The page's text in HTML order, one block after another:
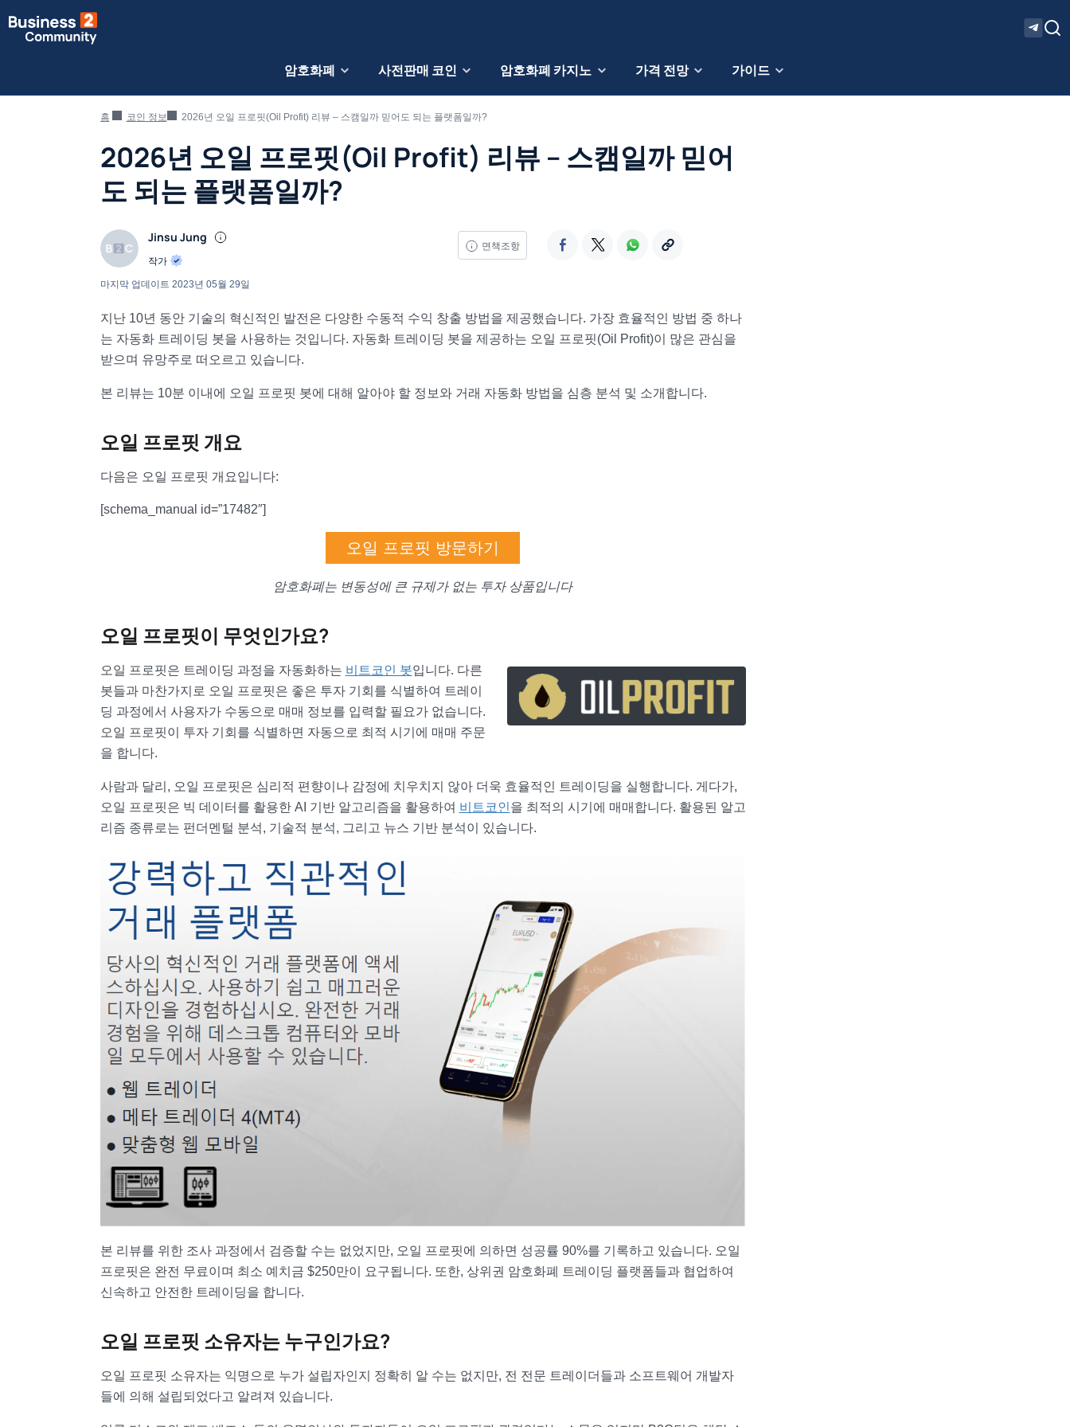
암호화폐 사전판매 코인 암호화폐 카지노 가격 전망 가이드
홈 코인 정보 2026년 오일 프로핏(Oil Profit) 리뷰 – 스캠일까 믿어도 되는 플랫폼일까?
2026년 오일 프로핏(Oil Profit) 리뷰 – 스캠일까 믿어
도 되는 플랫폼일까?
Jinsu Jung
작가
면책조항
마지막 업데이트 2023년 05월 29일
지난 10년 동안 기술의 혁신적인 발전은 다양한 수동적 수익 창출 방법을 제공했습니다. 가장 효율적인 방법 중 하나
는 자동화 트레이딩 봇을 사용하는 것입니다. 자동화 트레이딩 봇을 제공하는 오일 프로핏(Oil Profit)이 많은 관심을
받으며 유망주로 떠오르고 있습니다.
본 리뷰는 10분 이내에 오일 프로핏 봇에 대해 알아야 할 정보와 거래 자동화 방법을 심층 분석 및 소개합니다.
오일 프로핏 개요
다음은 오일 프로핏 개요입니다:
[schema_manual id=”17482″]
오일 프로핏 방문하기
암호화폐는 변동성에 큰 규제가 없는 투자 상품입니다
오일 프로핏이 무엇인가요?
오일 프로핏은 트레이딩 과정을 자동화하는 비트코인 봇입니다. 다른
봇들과 마찬가지로 오일 프로핏은 좋은 투자 기회를 식별하여 트레이
딩 과정에서 사용자가 수동으로 매매 정보를 입력할 필요가 없습니다.
오일 프로핏이 투자 기회를 식별하면 자동으로 최적 시기에 매매 주문
을 합니다.
사람과 달리, 오일 프로핏은 심리적 편향이나 감정에 치우치지 않아 더욱 효율적인 트레이딩을 실행합니다. 게다가,
오일 프로핏은 빅 데이터를 활용한 AI 기반 알고리즘을 활용하여 비트코인을 최적의 시기에 매매합니다. 활용된 알고
리즘 종류로는 펀더멘털 분석, 기술적 분석, 그리고 뉴스 기반 분석이 있습니다.
본 리뷰를 위한 조사 과정에서 검증할 수는 없었지만, 오일 프로핏에 의하면 성공률 90%를 기록하고 있습니다. 오일
프로핏은 완전 무료이며 최소 예치금 $250만이 요구됩니다. 또한, 상위권 암호화폐 트레이딩 플랫폼들과 협업하여
신속하고 안전한 트레이딩을 합니다.
오일 프로핏 소유자는 누구인가요?
오일 프로핏 소유자는 익명으로 누가 설립자인지 정확히 알 수는 없지만, 전 전문 트레이더들과 소프트웨어 개발자
들에 의해 설립되었다고 알려져 있습니다.